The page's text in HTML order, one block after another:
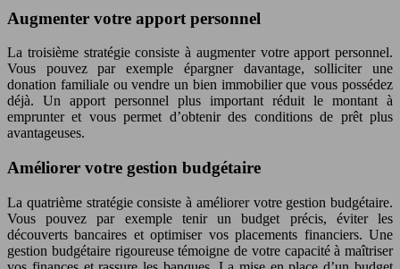
Augmenter votre apport personnel
La troisième stratégie consiste à augmenter votre apport personnel.
Vous pouvez par exemple épargner davantage, solliciter une
donation familiale ou vendre un bien immobilier que vous possédez
déjà. Un apport personnel plus important réduit le montant à
emprunter et vous permet d’obtenir des conditions de prêt plus
avantageuses.
Améliorer votre gestion budgétaire
La quatrième stratégie consiste à améliorer votre gestion budgétaire.
Vous pouvez par exemple tenir un budget précis, éviter les
découverts bancaires et optimiser vos placements financiers. Une
gestion budgétaire rigoureuse témoigne de votre capacité à maîtriser